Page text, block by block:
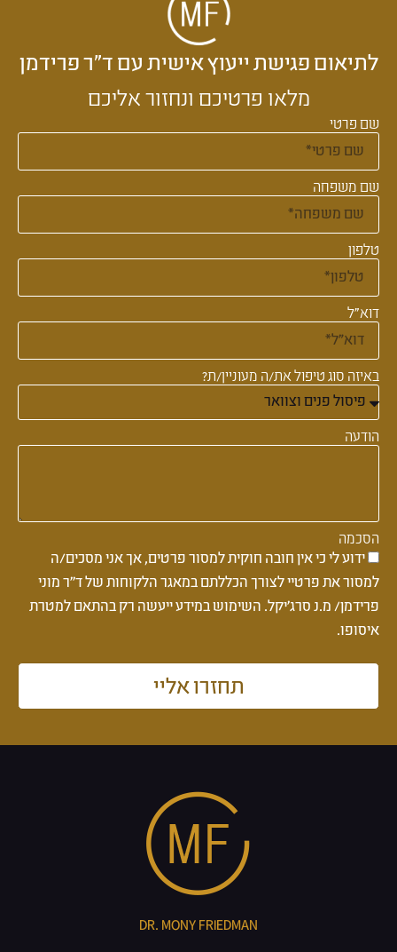
לתיאום פגישת ייעוץ אישית עם ד״ר פרידמן
מלאו פרטיכם ונחזור אליכם
שם פרטי
שם משפחה
טלפון
דוא"ל
באיזה סוג טיפול את/ה מעוניין/ת?
הודעה
הסכמה
ידוע לי כי אין חובה חוקית למסור פרטים, אך אני מסכים/ה
למסור את פרטיי לצורך הכללתם במאגר הלקוחות של ד''ר מוני
פרידמן/ מ.נ סרג'יקל. השימוש במידע ייעשה רק בהתאם למטרת
איסופו.
תחזרו אליי
DR. MONY FRIEDMAN